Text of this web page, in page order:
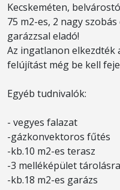
Kecskeméten,
75 m2-es, 2 nagy
garázzsal eladó!
Az ingatlanon elkezdték
felújítást még be kell
Egyéb tudnivalók:
- vegyes falazat
-gázkonvektoros fűtés
-kb.10 m2-es terasz
-3 melléképület tárolásra
-kb.18 m2-es garázs